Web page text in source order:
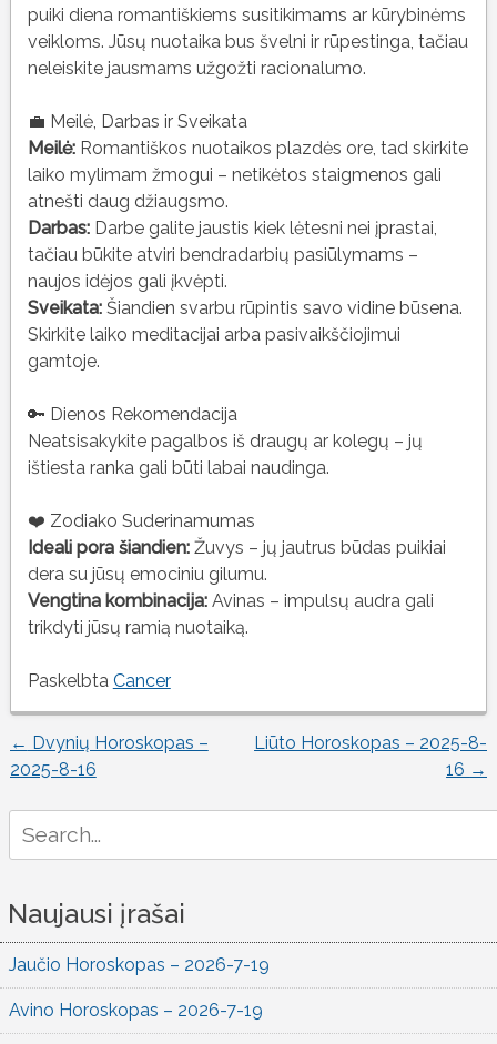
puiki diena romantiškiems susitikimams ar kūrybinėms
veikloms. Jūsų nuotaika bus švelni ir rūpestinga, tačiau
neleiskite jausmams užgožti racionalumo.
💼 Meilė, Darbas ir Sveikata
Meilė:Romantiškos nuotaikos plazdės ore, tad skirkite
laiko mylimam žmogui – netikėtos staigmenos gali
atnešti daug džiaugsmo.
Darbas:Darbe galite jaustis kiek lėtesni nei įprastai,
tačiau būkite atviri bendradarbių pasiūlymams –
naujos idėjos gali įkvėpti.
Sveikata:Šiandien svarbu rūpintis savo vidine būsena.
Skirkite laiko meditacijai arba pasivaikščiojimui
gamtoje.
🔑 Dienos Rekomendacija
Neatsisakykite pagalbos iš draugų ar kolegų – jų
ištiesta ranka gali būti labai naudinga.
❤️ Zodiako Suderinamumas
Ideali pora šiandien:Žuvys – jų jautrus būdas puikiai
dera su jūsų emociniu gilumu.
Vengtina kombinacija:Avinas – impulsų audra gali
trikdyti jūsų ramią nuotaiką.
Paskelbta Cancer
Įrašo
naršymas
← Dvynių Horoskopas –
2025-8-16
Liūto Horoskopas – 2025-8-
16 →
for:
Naujausi įrašai
Jaučio Horoskopas – 2026-7-19
Avino Horoskopas – 2026-7-19